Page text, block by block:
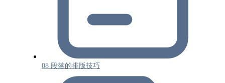
08 段落的排版技巧